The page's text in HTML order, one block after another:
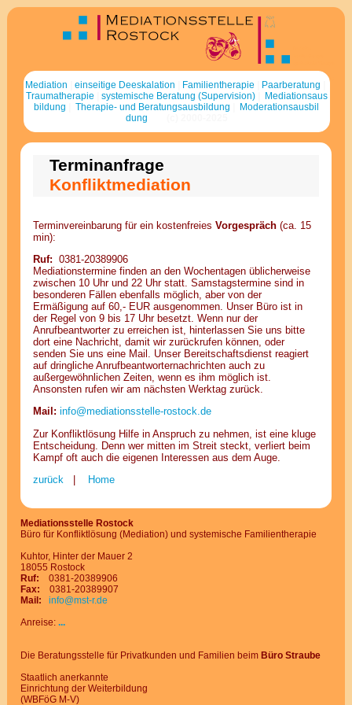
Supervision
Mediationsausbildung
Mediation |einseitige Deeska lation Familientherapie Paarberatung
Traumatherapie systemische Beratung (Supervision)| Mediationsaus
bildung |Therapie- und Beratungsausbildung Moderationsausbil
dung
Terminanfrage
Konfliktmediation
Terminvereinbarung für ein kostenfreies Vorgespräch (ca. 15
min):
Ruf: 0381-20389906
Mediationstermine finden an den Wochentagen üblicherweise
zwischen 10 Uhr und 22 Uhr statt. Samstagstermine sind in
besonderen Fällen ebenfalls möglich, aber von der
Ermäßigung auf 60,- EUR ausgenommen. Unser Büro ist in
der Regel von 9 bis 17 Uhr besetzt. Wenn nur der
Anrufbeantworter zu erreichen ist, hinterlassen Sie uns bitte
dort eine Nachricht, damit wir zurückrufen können, oder
senden Sie uns eine Mail. Unser Bereitschaftsdienst reagiert
auf dringliche Anrufbeantworternachrichten auch zu
außergewöhnlichen Zeiten, wenn es ihm möglich ist.
Ansonsten rufen wir am nächsten Werktag zurück.
Mail: info@mediationsstelle-rostock.de
Zur Konfliktlösung Hilfe in Anspruch zu nehmen, ist eine kluge
Entscheidung. Denn wer mitten im Streit steckt, verliert beim
Kampf oft auch die eigenen Interessen aus dem Auge.
zurück
Home
Mediationsstelle Rostock
Büro für Konfliktlösung (Mediation) und systemische Familientherapie
Kuhtor, Hinter der Mauer 2
18055 Rostock
Ruf:
0381-20389906
Fax:
0381-20389907
Mail:
info@mst-r.de
Anreise:...
Die Beratungsstelle für Privatkunden und Familien beim Büro Straube
Staatlich anerkannte
Einrichtung der Weiterbildung
(WBFöG M-V)